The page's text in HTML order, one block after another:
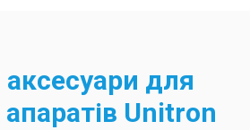
аксесуари для
Unitron